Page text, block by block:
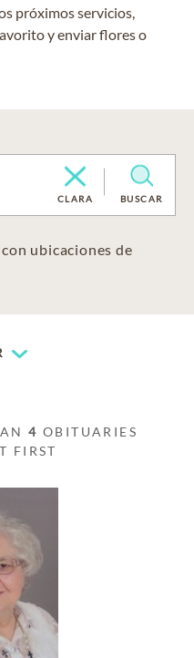
próximos servicios,
y enviar flores o
CLARA BUSCAR
ubicaciones de
4 OBITUARIES
FIRST